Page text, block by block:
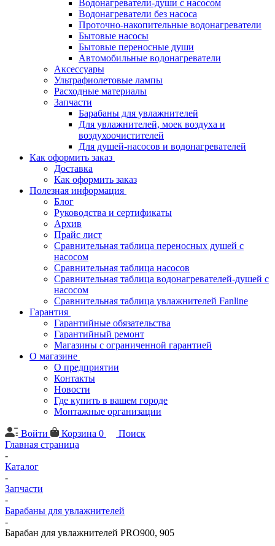
Водонагреватели-души с насосом
Водонагреватели без насоса
Проточно-накопительные водонагреватели
Бытовые насосы
Бытовые переносные души
Автомобильные водонагреватели
Аксессуары
Ультрафиолетовые лампы
Расходные материалы
Запчасти
Барабаны для увлажнителей
Для увлажнителей, моек воздуха и
воздухоочистителей
Для душей-насосов и водонагревателей
Как оформить заказ
Доставка
Как оформить заказ
Полезная информация
Блог
Руководства и сертификаты
Архив
Прайс лист
Сравнительная таблица переносных душей с
насосом
Сравнительная таблица насосов
Сравнительная таблица водонагревателей-душей с
насосом
Сравнительная таблица увлажнителей Fanline
Гарантия
Гарантийные обязательства
Гарантийный ремонт
Магазины с ограниченной гарантией
О магазине
О предприятии
Контакты
Новости
Где купить в вашем городе
Монтажные организации
Войти Корзина 0
Поиск
Главная страница
-
Каталог
-
Запчасти
-
Барабаны для увлажнителей
-
Барабан для увлажнителей PRO900, 905